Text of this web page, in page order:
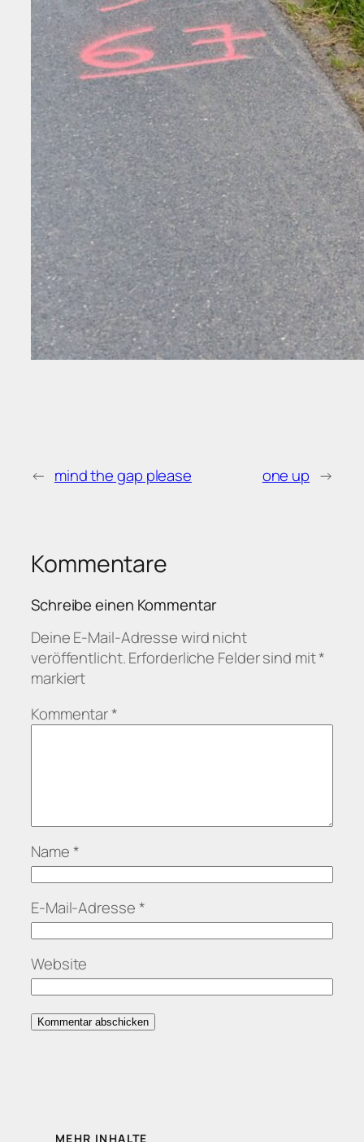
← mind the gap please one up →
Kommentare
Schreibe einen Kommentar
Deine E-Mail-Adresse wird nicht
veröffentlicht.Erforderliche Felder sind mit*
markiert
Kommentar*
Name *
E-Mail-Adresse *
Website
MEHR INHALTE